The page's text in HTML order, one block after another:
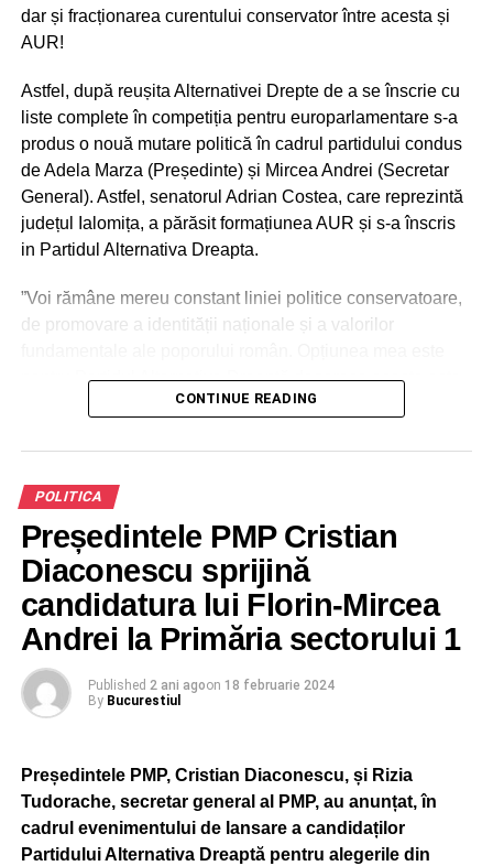
Vergil Chiţac se situează pe primul loc cu 38,1%, urmat
de Horia Constantinescu (PSD) cu 27,3%, Stelian Ion
(AUR) – 9,8%, scorurile celorlalţi candidaţi situându-se
fiecare sub 3,3%.
Opţiuni pentru Consiliul Local
ADVERTISEMENT
PNL – 36,3%, PSD – 29,5%, AUR – 13%, Alianţa Dreapta
Unită – 12,8%.
Alegeri preşedintele Consiliului Judeţean
dar și fracționarea curentului conservator între acesta și
AUR!
Astfel, după reușita Alternativei Drepte de a se înscrie cu
liste complete în competiția pentru europarlamentare s-a
produs o nouă mutare politică în cadrul partidului condus
de Adela Marza (Președinte) și Mircea Andrei (Secretar
General). Astfel, senatorul Adrian Costea, care reprezintă
județul Ialomița, a părăsit formațiunea AUR și s-a înscris
in Partidul Alternativa Dreapta.
”Voi rămâne mereu constant liniei politice conservatoare,
de promovare a identității naționale și a valorilor
pentru Partidul Alternativa Dreaptă deoarece acesta este
un Autentic partid conservator și de dreapta.”
Camerei Deputaţilor demisia din partid, ea precizând că
va activa ca independent. „Vă anunţ că de astăzi îmi dau
demisia şi nu mai fac parte din grupul AUR. Voi activa ca
deputat independent”, a spus deputatul în şedinţa plenului
Camerei Deputaţilor.
ADVERTISEMENT
CONTINUE READING
POLITICA
Președintele PMP Cristian
Diaconescu sprijină
candidatura lui Florin-Mircea
Andrei la Primăria sectorului 1
Published 2 ani agoon 18 februarie 2024
By Bucurestiul
Președintele PMP, Cristian Diaconescu, și Rizia
Tudorache, secretar general al PMP, au anunțat, în
cadrul evenimentului de lansare a candidaților
Partidului Alternativa Dreaptă pentru alegerile din